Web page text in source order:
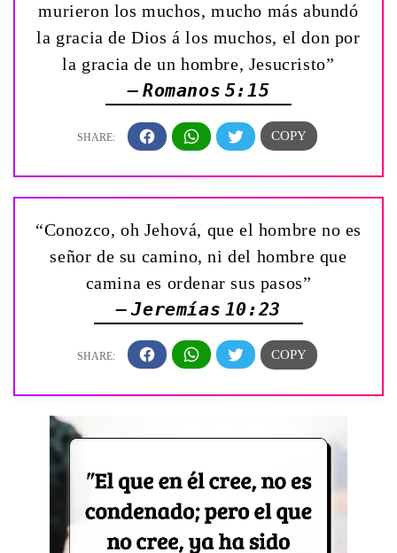
murieron los muchos, mucho más abundó
la gracia de Dios á los muchos, el don por
la gracia de un hombre, Jesucristo”
— Romanos 5:15
“Conozco, oh Jehová, que el hombre no es
señor de su camino, ni del hombre que
camina es ordenar sus pasos”
— Jeremías 10:23